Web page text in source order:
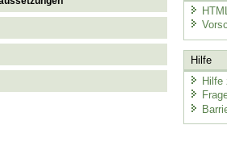
Hilfe
Hilfe